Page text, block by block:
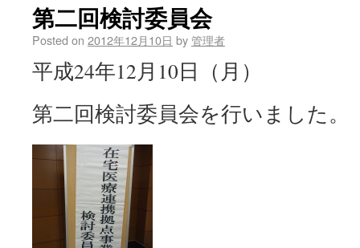
第二回検討委員会
Posted on 2012年12月10日 by管理者
平成24年12月10日（月）
第二回検討委員会を行いました。